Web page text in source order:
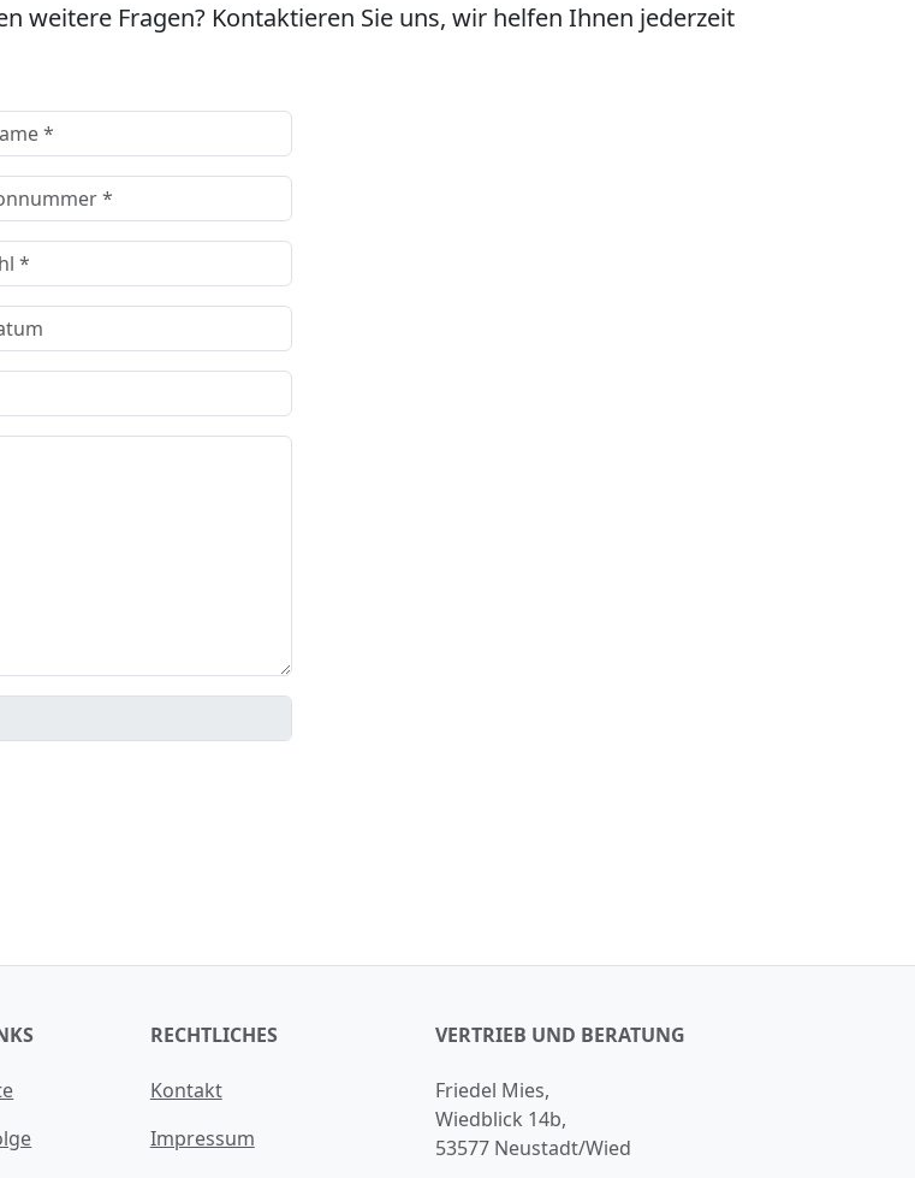
weitere Fragen? Kontaktieren Sie uns, wir helfen Ihnen jederzeit
RECHTLICHES
Kontakt
Impressum
VERTRIEB UND BERATUNG
Friedel Mies,
Wiedblick 14b,
53577 Neustadt/Wied